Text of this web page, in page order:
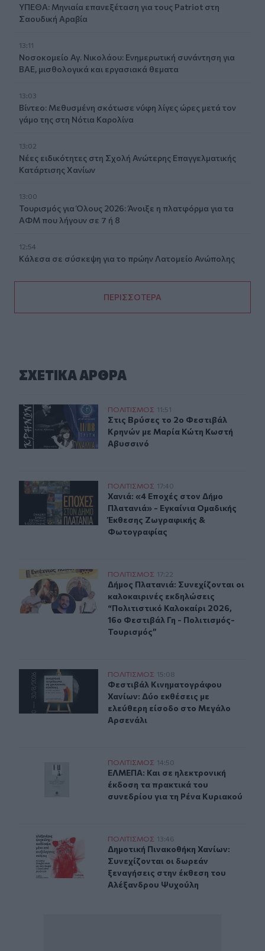
ΥΠΕΘΑ: Μηνιαία επανεξέταση για τους Patriot στη
Σαουδική Αραβία
13:11
Νοσοκομείο Αγ. Νικολάου: Ενημερωτική συνάντηση για
ΒΑΕ, μισθολογικά και εργασιακά θεματα
13:03
Βίντεο: Μεθυσμένη σκότωσε νύφη λίγες ώρες μετά τον
γάμο της στη Νότια Καρολίνα
13:02
Νέες ειδικότητες στη Σχολή Ανώτερης Επαγγελματικής
Κατάρτισης Χανίων
13:00
Τουρισμός για Όλους 2026: Άνοιξε η πλατφόρμα για τα
ΑΦΜ που λήγουν σε 7 ή 8
12:54
Κάλεσα σε σύσκεψη για το πρώην Λατομείο Ανώπολης
ΠΕΡΙΣΣΟΤΕΡΑ
ΣΧΕΤΙΚA AΡΘΡΑ
Στις Βρύσες το 2ο Φεστιβάλ Κρηνών με Μαρία Κώτη
ΠΟΛΙΤΙΣΜΟΣ 11:51
Στις Βρύσες το 2ο Φεστιβάλ
Στις Βρύσες το 2ο Φεστιβάλ
Κρηνών με Μαρία Κώτη Κωστή
Αβυσσινό
Χανιά: «4 Εποχές στον Δήμο Πλατανιά» - Εγκαίνια
ΠΟΛΙΤΙΣΜΟΣ 17:40
Χανιά: «4 Εποχές στον Δήμο
Χανιά: «4 Εποχές στον Δήμο
Πλατανιά» - Εγκαίνια Ομαδικής
Έκθεσης Ζωγραφικής &
Φωτογραφίας
Δήμος Πλατανιά: Συνεχίζονται οι καλοκαιρινές
ΠΟΛΙΤΙΣΜΟΣ 17:22
Δήμος Πλατανιά: Συνεχίζονται οι
Δήμος Πλατανιά: Συνεχίζονται οι
καλοκαιρινές εκδηλώσεις
“Πολιτιστικό Καλοκαίρι 2026,
16ο Φεστιβάλ Γη - Πολιτισμός-
Τουρισμός”
Δύο ξεχωριστές εκθέσεις του Φεστιβάλ
ΠΟΛΙΤΙΣΜΟΣ 15:08
Φεστιβάλ Κινηματογράφου
Φεστιβάλ Κινηματογράφου
Χανίων: Δύο εκθέσεις με
ελεύθερη είσοδο στο Μεγάλο
Αρσενάλι
ΕΛΜΕΠΑ: Και σε ηλεκτρονική έκδοση τα πρακτικά του
ΠΟΛΙΤΙΣΜΟΣ 14:50
ΕΛΜΕΠΑ: Και σε ηλεκτρονική
ΕΛΜΕΠΑ: Και σε ηλεκτρονική
έκδοση τα πρακτικά του
συνεδρίου για τη Ρένα Κυριακού
Δημοτική Πινακοθήκη Χανίων: Συνεχίζονται οι
ΠΟΛΙΤΙΣΜΟΣ 13:46
Δημοτική Πινακοθήκη Χανίων:
Δημοτική Πινακοθήκη Χανίων:
Συνεχίζονται οι δωρεάν
ξεναγήσεις στην έκθεση του
Αλέξανδρου Ψυχούλη